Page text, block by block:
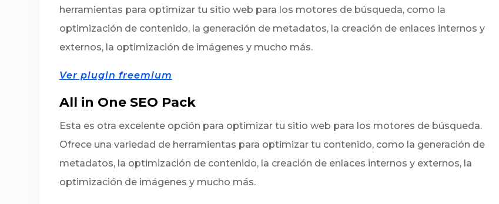
herramientas para optimizar tu sitio web para los motores de búsqueda, como la
optimización de contenido, la generación de metadatos, la creación de enlaces internos y
externos, la optimización de imágenes y mucho más.
Ver plugin freemium
All in One SEO Pack
Esta es otra excelente opción para optimizar tu sitio web para los motores de búsqueda.
Ofrece una variedad de herramientas para optimizar tu contenido, como la generación de
metadatos, la optimización de contenido, la creación de enlaces internos y externos, la
optimización de imágenes y mucho más.